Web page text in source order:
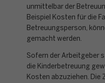
unmittelbar der
Beispiel Kosten für die
Betreuungsperson,
gemacht werden.
Sofern der Arbeitgeber
die Kinderbetreuung
Kosten abzuziehen. Die